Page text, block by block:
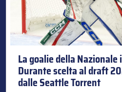
La goalie della
Durante scelta al draft
dalle Seattle Torrent